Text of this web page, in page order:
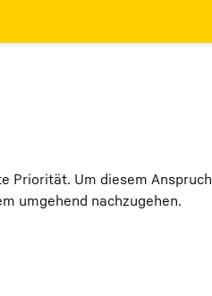
Priorität. Um diesem Anspruch
umgehend nachzugehen.